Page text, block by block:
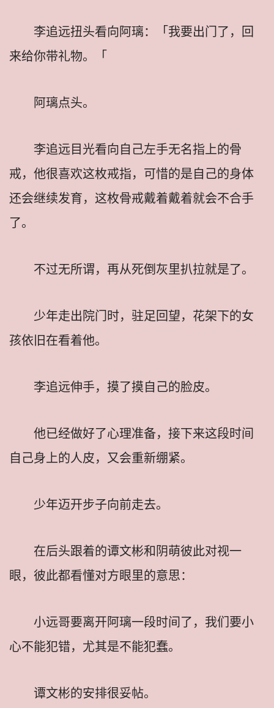
李追远扭头看向阿璃：「我要出门了，回
来给你带礼物。「
阿璃点头。
李追远目光看向自己左手无名指上的骨
戒，他很喜欢这枚戒指，可惜的是自己的身体
还会继续发育，这枚骨戒戴着戴着就会不合手
了。
不过无所谓，再从死倒灰里扒拉就是了。
少年走出院门时，驻足回望，花架下的女
孩依旧在看着他。
李追远伸手，摸了摸自己的脸皮。
他已经做好了心理准备，接下来这段时间
自己身上的人皮，又会重新绷紧。
少年迈开步子向前走去。
在后头跟着的谭文彬和阴萌彼此对视一
眼，彼此都看懂对方眼里的意思：
小远哥要离开阿璃一段时间了，我们要小
心不能犯错，尤其是不能犯蠢。
谭文彬的安排很妥帖。